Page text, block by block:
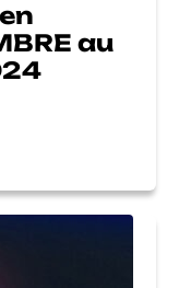
au